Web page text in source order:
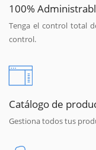
100%
Tenga el control total
control.
Catálogo de
Gestiona todos tus